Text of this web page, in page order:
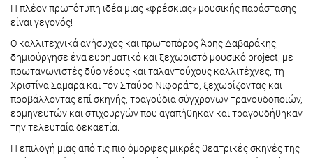
Η πλέον πρωτότυπη ιδέα μιας «φρέσκιας» μουσικής παράστασης
είναι γεγονός!
Ο καλλιτεχνικά ανήσυχος και πρωτοπόρος Άρης Δαβαράκης,
δημιούργησε ένα ευρηματικό και ξεχωριστό μουσικό project, με
πρωταγωνιστές δύο νέους και ταλαντούχους καλλιτέχνες, τη
Χριστίνα Σαμαρά και τον Σταύρο Νιφοράτο, ξεχωρίζοντας και
προβάλλοντας επί σκηνής, τραγούδια σύγχρονων τραγουδοποιών,
ερμηνευτών και στιχουργών που αγαπήθηκαν και τραγουδήθηκαν
την τελευταία δεκαετία.
Η επιλογή μιας από τις πιο όμορφες μικρές θεατρικές σκηνές της